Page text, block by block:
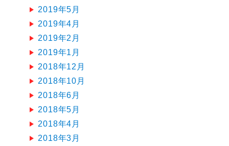
2019年5月
2019年4月
2019年2月
2019年1月
2018年12月
2018年10月
2018年6月
2018年5月
2018年4月
2018年3月